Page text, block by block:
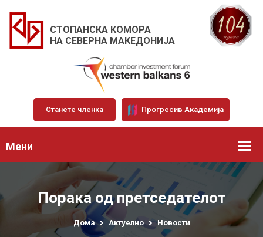
СТОПАНСКА КОМОРА
НА СЕВЕРНА МАКЕДОНИЈА
Станете членка Прогресив Академија
Мени
Порака од претседателот
Дома Актуелно Новости